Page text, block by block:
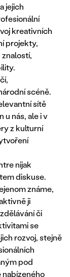
jejich
kreativních
projekty,
scéně.
sítě
u nás, ale i v
z kulturní
nijak
diskuse.
známe,
ji
či
se
rozvoj, stejně
pod
nabízeného